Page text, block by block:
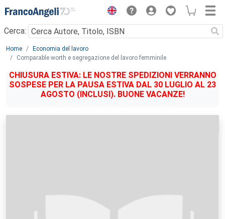
Menu
Cerca:
Main content
Home
Economia del lavoro
Comparable worth e segregazione del lavoro femminile
CHIUSURA ESTIVA: LE NOSTRE SPEDIZIONI VERRANNO
SOSPESE PER LA PAUSA ESTIVA DAL 30 LUGLIO AL 23
AGOSTO (INCLUSI). BUONE VACANZE!